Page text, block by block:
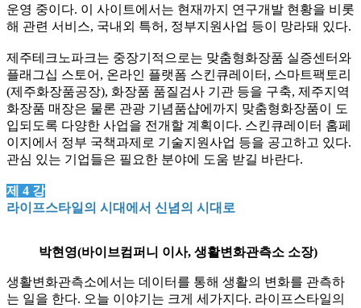
운영 중이다. 이 사이트에서는 현재까지 연구개발 현황을 비롯
해 관련 서비스, 국내외 특허 , 정부지원사업 등이 망라돼 있다.
제주테크노파크는 중장기적으로는 맞춤형화장품 실증센터와
플래그십 스토어 , 온라인 플랫폼 스킨큐레이터 , 스마트팩토리
(제주화장품공장), 화장품 품질검사 기관 등을 구축, 제주지역
화장품 매장은 물론 관광 기념품샵에까지 맞춤형화장품이 도
입되도록 다양한 사업을 전개할 계획이다. 스킨큐레이터 홈페
이지에서 정부 국책과제로 기술지원사업 등을 공고하고 있다.
관심 있는 기업들은 필요한 분야에 도움 받길 바란다.
제 4 강
라이프스타일의 시대에서 신념의 시대로
박현영(바이브컴퍼니 이사, 생활변화관측소 소장)
생활변화관측소에서는 데이터를 통해 생활의 변화를 관측하
는 일을 한다. 오늘 이야기는 크게 세가지다. 라이프스타일의